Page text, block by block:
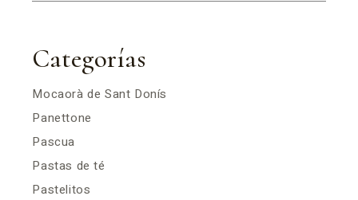
Categorías
Mocaorà de Sant Donís
Panettone
Pascua
Pastas de té
Pastelitos